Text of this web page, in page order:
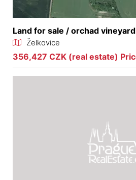
Land for sale / orchad
Želkovice
356,427 CZK (real estate)